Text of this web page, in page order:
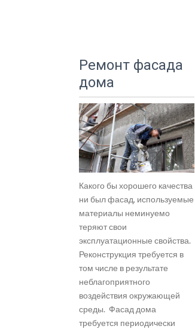
Ремонт фасада
дома
Какого бы хорошего качества
ни был фасад, используемые
материалы неминуемо
теряют свои
эксплуатационные свойства.
Реконструкция требуется в
том числе в результате
неблагоприятного
воздействия окружающей
среды. Фасад дома
требуется периодически